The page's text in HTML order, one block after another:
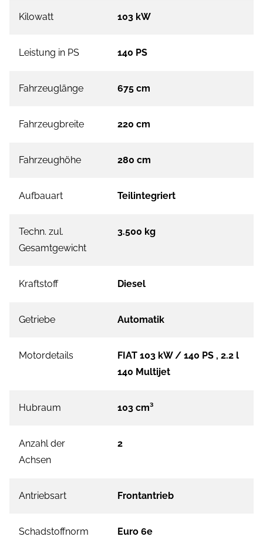
Kilowatt 103 kW
Leistung in PS 140 PS
Fahrzeuglänge 675 cm
Fahrzeugbreite 220 cm
Fahrzeughöhe 280 cm
Aufbauart Teilintegriert
Techn. zul.
Gesamtgewicht
3.500 kg
Kraftstoff Diesel
Getriebe Automatik
Motordetails
FIAT 103 kW / 140 PS , 2.2 l
140 Multijet
Hubraum 103 cm³
Anzahl der
Achsen
2
Antriebsart Frontantrieb
Schadstoffnorm Euro 6e